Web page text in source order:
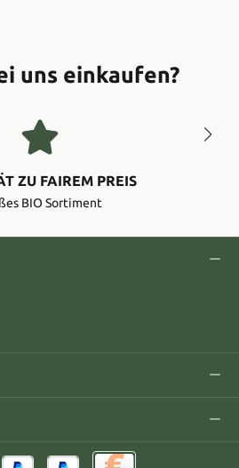
uns einkaufen?
ZU FAIREM PREIS
BIO Sortiment